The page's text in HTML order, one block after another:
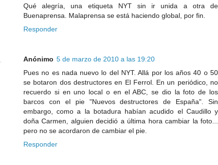
Qué alegría, una etiqueta NYT sin ir unida a otra de
Buenaprensa. Malaprensa se está haciendo global, por fin.
Responder
Anónimo 5 de marzo de 2010 a las 19:20
Pues no es nada nuevo lo del NYT. Allá por los años 40 o 50
se botaron dos destructores en El Ferrol. En un periódico, no
recuerdo si en uno local o en el ABC, se dio la foto de los
barcos con el pie "Nuevos destructores de España". Sin
embargo, como a la botadura habían acudido el Caudillo y
doña Carmen, alguien decidió a última hora cambiar la foto...
pero no se acordaron de cambiar el pie.
Responder